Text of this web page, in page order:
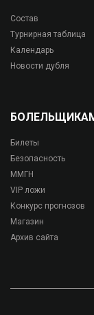
Состав
Турнирная таблица
Календарь
Новости дубля
Билеты
Безопасность
ММГН
VIP ложи
Конкурс прогнозов
Магазин
Архив сайта